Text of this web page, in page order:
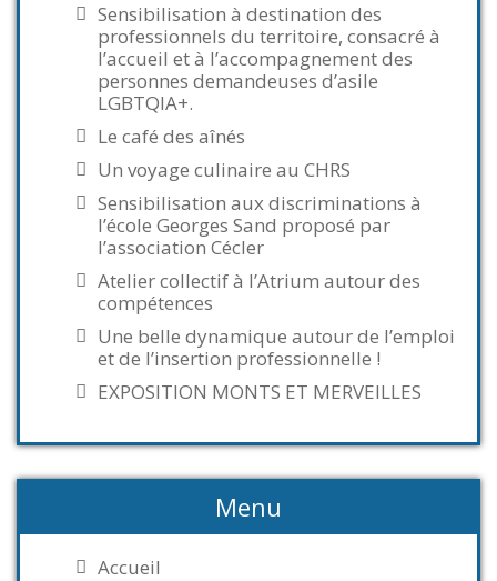
Sensibilisation à destination des
professionnels du territoire, consacré à
l’accueil et à l’accompagnement des
personnes demandeuses d’asile
LGBTQIA+.
Le café des aînés
Un voyage culinaire au CHRS
Sensibilisation aux discriminations à
l’école Georges Sand proposé par
l’association Cécler
Atelier collectif à l’Atrium autour des
compétences
Une belle dynamique autour de l’emploi
et de l’insertion professionnelle !
EXPOSITION MONTS ET MERVEILLES
Menu
Accueil